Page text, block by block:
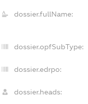
dossier.fullName:
dossier.opfSubType:
dossier.edrpo:
dossier.heads: